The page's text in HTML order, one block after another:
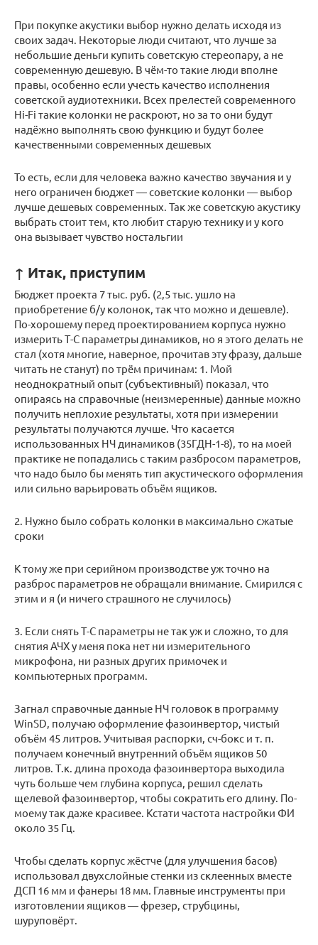
При покупке акустики выбор нужно делать исходя из
своих задач. Некоторые люди считают, что лучше за
небольшие деньги купить советскую стереопару, а не
современную дешевую. В чём-то такие люди вполне
правы, особенно если учесть качество исполнения
советской аудиотехники. Всех прелестей современного
Hi-Fi такие колонки не раскроют, но за то они будут
надёжно выполнять свою функцию и будут более
качественными современных дешевых
То есть, если для человека важно качество звучания и у
него ограничен бюджет — советские колонки — выбор
лучше дешевых современных. Так же советскую акустику
выбрать стоит тем, кто любит старую технику и у кого
она вызывает чувство ностальгии
↑ Итак, приступим
Бюджет проекта 7 тыс. руб. (2,5 тыс. ушло на
приобретение б/у колонок, так что можно и дешевле).
По-хорошему перед проектированием корпуса нужно
измерить Т-С параметры динамиков, но я этого делать не
стал (хотя многие, наверное, прочитав эту фразу, дальше
читать не станут) по трём причинам: 1. Мой
неоднократный опыт (субъективный) показал, что
опираясь на справочные (неизмеренные) данные можно
получить неплохие результаты, хотя при измерении
результаты получаются лучше. Что касается
использованных НЧ динамиков (35ГДН-1-8), то на моей
практике не попадались с таким разбросом параметров,
что надо было бы менять тип акустического оформления
или сильно варьировать объём ящиков.
2. Нужно было собрать колонки в максимально сжатые
сроки
К тому же при серийном производстве уж точно на
разброс параметров не обращали внимание. Смирился с
этим и я (и ничего страшного не случилось)
3. Если снять Т-С параметры не так уж и сложно, то для
снятия АЧХ у меня пока нет ни измерительного
микрофона, ни разных других примочек и
компьютерных программ.
Загнал справочные данные НЧ головок в программу
WinSD, получаю оформление фазоинвертор, чистый
объём 45 литров. Учитывая распорки, сч-бокс и т. п.
получаем конечный внутренний объём ящиков 50
литров. Т.к. длина прохода фазоинвертора выходила
чуть больше чем глубина корпуса, решил сделать
щелевой фазоинвертор, чтобы сократить его длину. По-
моему так даже красивее. Кстати частота настройки ФИ
около 35 Гц.
Чтобы сделать корпус жёстче (для улучшения басов)
использовал двухслойные стенки из склеенных вместе
ДСП 16 мм и фанеры 18 мм. Главные инструменты при
изготовлении ящиков — фрезер, струбцины,
шуруповёрт.